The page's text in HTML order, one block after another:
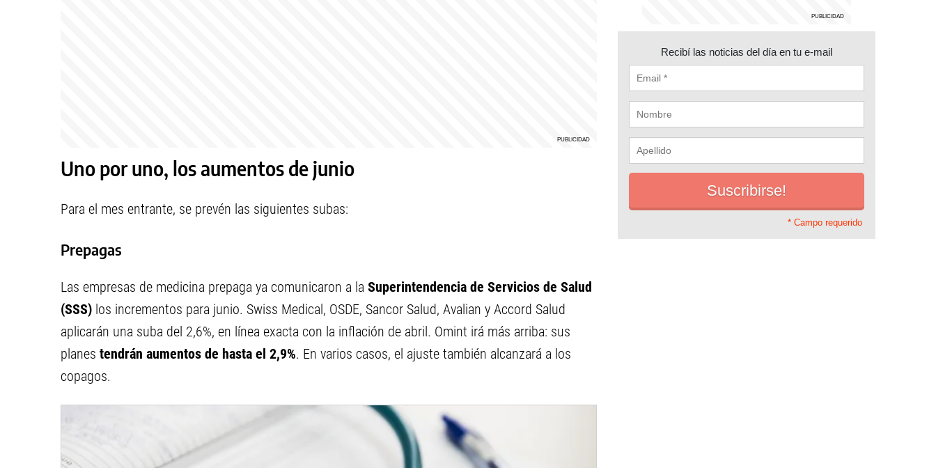
Uno por uno, los aumentos de junio
Para el mes entrante, se prevén las siguientes subas:
Prepagas
Las empresas de medicina prepaga ya comunicaron a la Superintendencia de Servicios de Salud
(SSS) los incrementos para junio. Swiss Medical, OSDE, Sancor Salud, Avalian y Accord Salud
aplicarán una suba del 2,6%, en línea exacta con la inflación de abril. Omint irá más arriba: sus
planes tendrán aumentos de hasta el 2,9%. En varios casos, el ajuste también alcanzará a los
copagos.
Recibí las noticias del día en tu e-mail
* Campo requerido